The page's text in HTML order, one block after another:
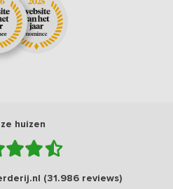
huizen
(31.986 reviews)